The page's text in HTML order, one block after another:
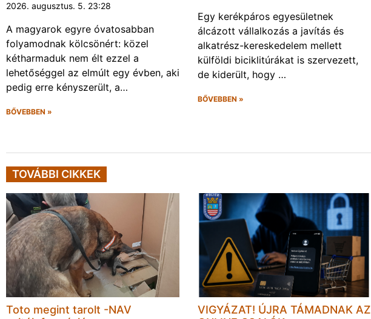
2026. augusztus. 5. 23:28
A magyarok egyre óvatosabban
folyamodnak kölcsönért: közel
kétharmaduk nem élt ezzel a
lehetőséggel az elmúlt egy évben, aki
pedig erre kényszerült, a…
BŐVEBBEN »
Egy kerékpáros egyesületnek
álcázott vállalkozás a javítás és
alkatrész-kereskedelem mellett
külföldi biciklitúrákat is szervezett,
de kiderült, hogy …
BŐVEBBEN »
TOVÁBBI CIKKEK
Toto megint tarolt -NAV
VIGYÁZAT! ÚJRA TÁMADNAK AZ